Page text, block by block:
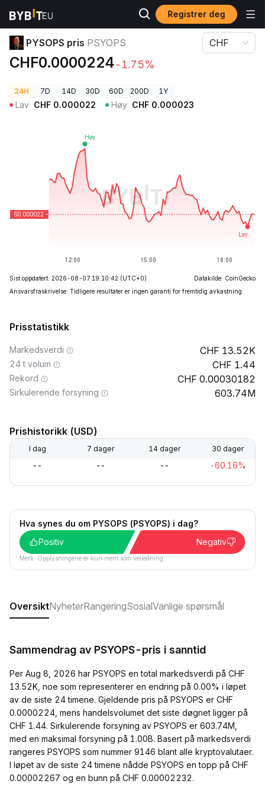
Registrer deg
Kryptopriser
PYSOPS pris PSYOPS
CHF0.0000224-1.75%
CHF
24H 7D 14D 30D 60D 200D 1Y
Lav CHF 0.000022 Høy CHF 0.000023
Sist oppdatert: 2026-08-07 19:10:42 (UTC+0)
Datakilde: CoinGecko
Ansvarsfraskrivelse: Tidligere resultater er ingen garanti for fremtidig avkastning.
Prisstatistikk
Markedsverdi 13.52K
24 t volum 1.44
Rekord 0.00030182
Sirkulerende forsyning 603.74M
Prishistorikk (USD)
I dag 7 dager 14 dager 30 dager
-- -- -- -60.16%
Hva synes du om PYSOPS (PSYOPS) i dag?
Positiv
Negativ
Merk: Opplysningene er kun ment som veiledning.
OversiktNyheterRangeringSosialVanlige spørsmål
Sammendrag av PSYOPS-pris i sanntid
Per Aug 8, 2026 har PSYOPS en total markedsverdi på CHF
13.52K, noe som representerer en endring på 0.00% i løpet
av de siste 24 timene. Gjeldende pris på PSYOPS er CHF
0.0000224, mens handelsvolumet det siste døgnet ligger på
CHF 1.44. Sirkulerende forsyning av PSYOPS er 603.74M,
med en maksimal forsyning på 1.00B. Basert på markedsverdi
rangeres PSYOPS som nummer 9146 blant alle kryptovalutaer.
I løpet av de siste 24 timene nådde PSYOPS en topp på CHF
0.00002267 og en bunn på CHF 0.00002232.